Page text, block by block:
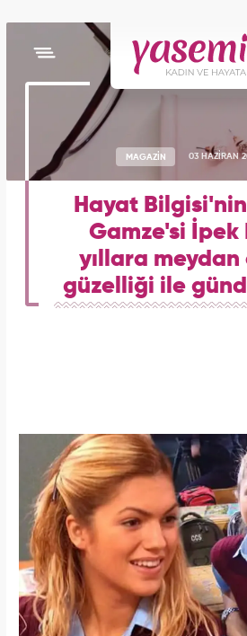
MAGAZİN 03 HAZİRAN
Hayat
Gamze'si İpek
yıllara meydan
güzelliği ile